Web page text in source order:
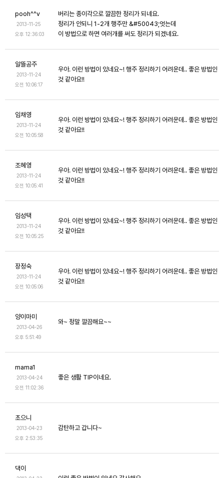
pooh^^v
2013-11-25
오후 12:36:03
버리는 종이각으로 깔끔한 정리가 되네요.
정리가 안되니 1-2개 행주만 &#50043;엇는데
이 방법으로 하면 여러개를 써도 정리가 되겠네요.
알뜰공주
2013-11-24
오전 10:06:17
우아. 이런 방법이 있네요~! 행주 정리하기 어려운데.. 좋은 방법인
것 같아요!!
임채영
2013-11-24
오전 10:05:58
우아. 이런 방법이 있네요~! 행주 정리하기 어려운데.. 좋은 방법인
것 같아요!!
조혜영
2013-11-24
오전 10:05:41
우아. 이런 방법이 있네요~! 행주 정리하기 어려운데.. 좋은 방법인
것 같아요!!
임성택
2013-11-24
오전 10:05:25
우아. 이런 방법이 있네요~! 행주 정리하기 어려운데.. 좋은 방법인
것 같아요!!
장정숙
2013-11-24
오전 10:05:06
우아. 이런 방법이 있네요~! 행주 정리하기 어려운데.. 좋은 방법인
것 같아요!!
양이마미
2013-04-26
오후 5:51:49
와~ 정말 깔끔해요~~
mama1
2013-04-24
오전 11:02:36
좋은 생활 TIP이네요.
초으니
2013-04-23
오후 2:53:35
감탄하고 갑니다~
댁이